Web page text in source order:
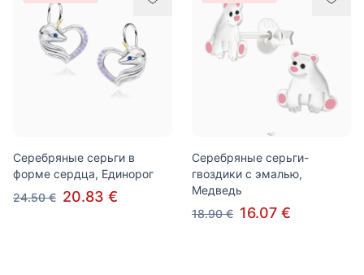
Серебряные серьги в
форме сердца, Единорог
24.50 € 20.83 €
Серебряные серьги-
гвоздики с эмалью,
Медведь
18.90 € 16.07 €